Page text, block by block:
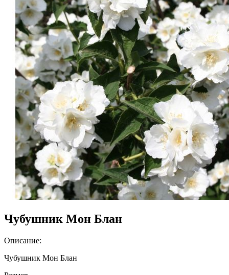
Чубушник Мон Блан
Описание:
Чубушник Мон Блан